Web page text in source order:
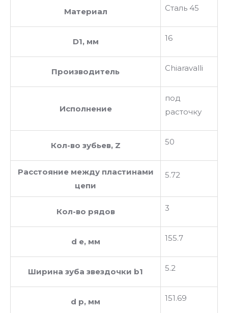
Материал Сталь 45
D1, мм 16
Производитель Chiaravalli
Исполнение
под
расточку
Кол-во зубьев, Z 50
Расстояние между пластинами
цепи
5.72
Кол-во рядов 3
d e, мм 155.7
Ширина зуба звездочки b1 5.2
d p, мм 151.69